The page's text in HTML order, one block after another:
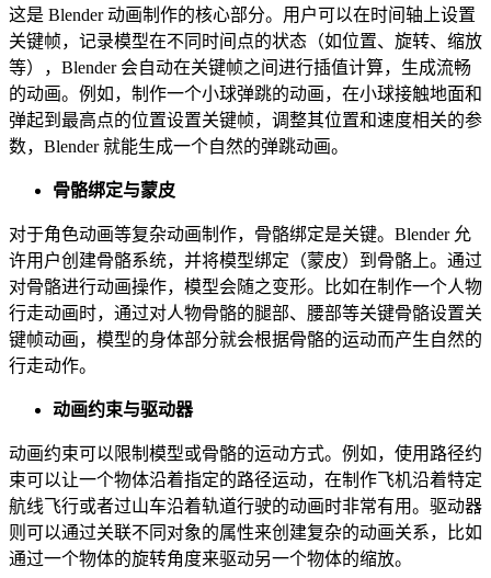
这是 Blender 动画制作的核心部分。用户可以在时间轴上设置
关键帧，记录模型在不同时间点的状态（如位置、旋转、缩放
等），Blender 会自动在关键帧之间进行插值计算，生成流畅
的动画。例如，制作一个小球弹跳的动画，在小球接触地面和
弹起到最高点的位置设置关键帧，调整其位置和速度相关的参
数，Blender 就能生成一个自然的弹跳动画。
骨骼绑定与蒙皮
对于角色动画等复杂动画制作，骨骼绑定是关键。Blender 允
许用户创建骨骼系统，并将模型绑定（蒙皮）到骨骼上。通过
对骨骼进行动画操作，模型会随之变形。比如在制作一个人物
行走动画时，通过对人物骨骼的腿部、腰部等关键骨骼设置关
键帧动画，模型的身体部分就会根据骨骼的运动而产生自然的
行走动作。
动画约束与驱动器
动画约束可以限制模型或骨骼的运动方式。例如，使用路径约
束可以让一个物体沿着指定的路径运动，在制作飞机沿着特定
航线飞行或者过山车沿着轨道行驶的动画时非常有用。驱动器
则可以通过关联不同对象的属性来创建复杂的动画关系，比如
通过一个物体的旋转角度来驱动另一个物体的缩放。